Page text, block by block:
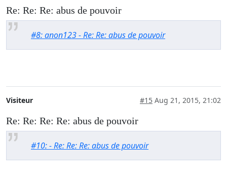
Re: Re: Re: abus de pouvoir
#8: anon123 - Re: Re: abus de pouvoir
Visiteur #15 Aug 21, 2015, 21:02
Re: Re: Re: Re: abus de pouvoir
#10: - Re: Re: Re: abus de pouvoir